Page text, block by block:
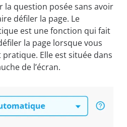
la question posée sans avoir
défiler la page. Le
est une fonction qui fait
la page lorsque vous
Elle est située dans
de l’écran.